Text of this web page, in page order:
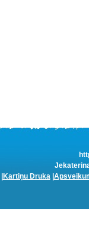
Kartiņu Druka|